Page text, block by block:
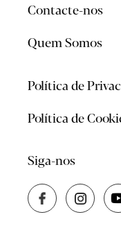
Contacte-nos
Quem Somos
Política de
Política de
Siga-nos